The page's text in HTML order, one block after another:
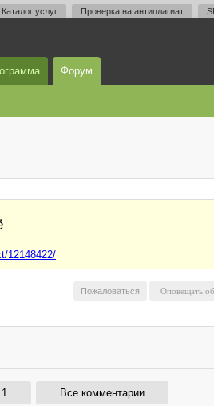
Каталог услуг Проверка на антиплагиат
Форум
12148422/
Пожаловаться
Все комментарии